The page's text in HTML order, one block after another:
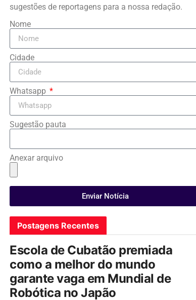
sugestões de reportagens para a nossa redação.
Nome
Cidade
Whatsapp
Sugestão pauta
Anexar arquivo
Enviar Notícia
Postagens Recentes
Escola de Cubatão premiada
como a melhor do mundo
garante vaga em Mundial de
Robótica no Japão